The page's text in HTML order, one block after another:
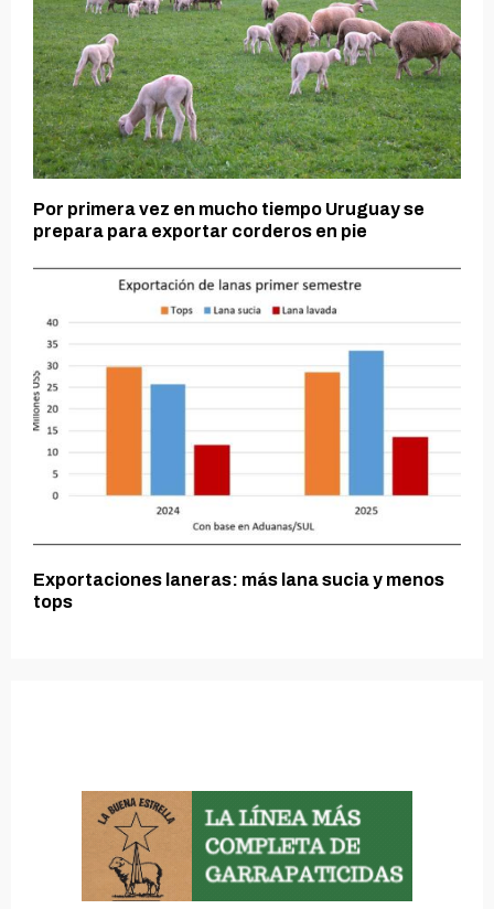
Por primera vez en mucho tiempo Uruguay se
prepara para exportar corderos en pie
Exportaciones laneras: más lana sucia y menos
tops